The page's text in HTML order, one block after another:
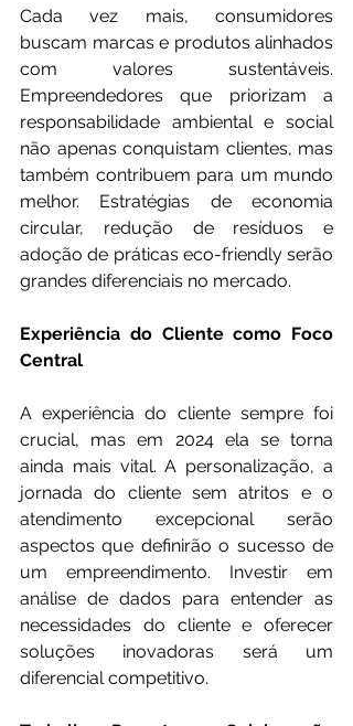
Cada vez mais, consumidores
buscam marcas e produtos alinhados
com valores sustentáveis.
Empreendedores que priorizam a
responsabilidade ambiental e social
não apenas conquistam clientes, mas
também contribuem para um mundo
melhor. Estratégias de economia
circular, redução de resíduos e
adoção de práticas eco-friendly serão
grandes diferenciais no mercado.
Experiência do Cliente como Foco
Central
A experiência do cliente sempre foi
crucial, mas em 2024 ela se torna
ainda mais vital. A personalização, a
jornada do cliente sem atritos e o
atendimento excepcional serão
aspectos que definirão o sucesso de
um empreendimento. Investir em
análise de dados para entender as
necessidades do cliente e oferecer
soluções inovadoras será um
diferencial competitivo.